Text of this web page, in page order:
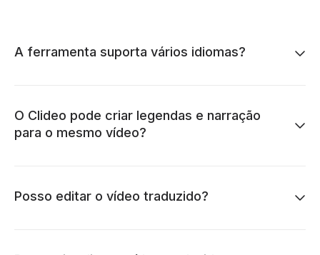
A ferramenta suporta vários idiomas?
O Clideo pode criar legendas e narração
para o mesmo vídeo?
Posso editar o vídeo traduzido?